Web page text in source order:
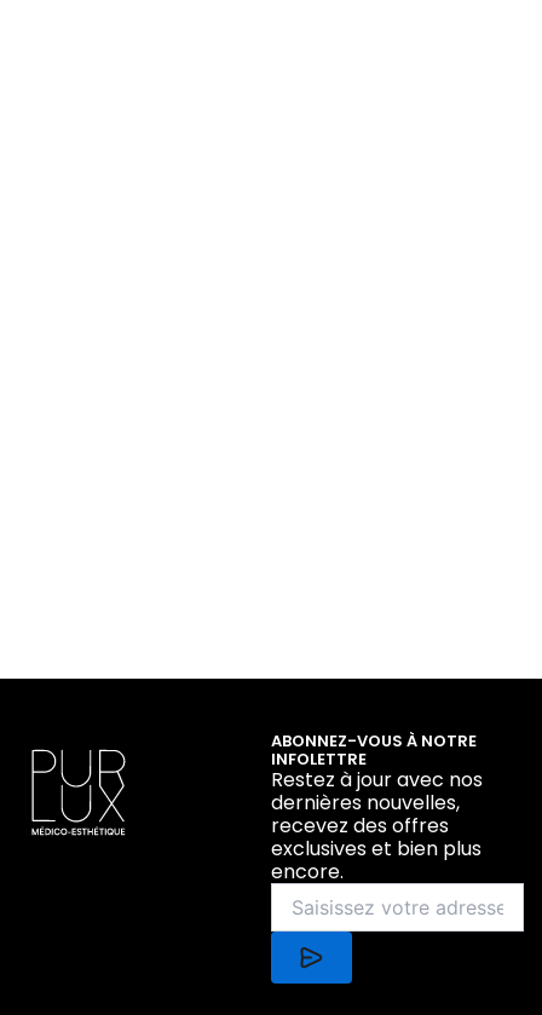
ABONNEZ-VOUS À NOTRE
INFOLETTRE
Restez à jour avec nos
dernières nouvelles,
recevez des offres
exclusives et bien plus
encore.